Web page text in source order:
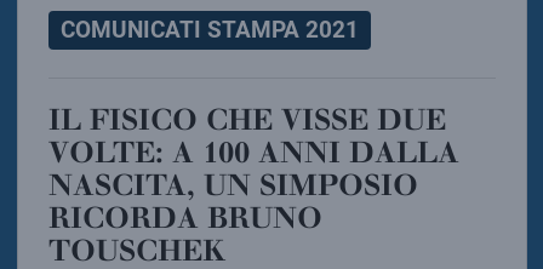
COMUNICATI STAMPA 2021
IL FISICO CHE VISSE DUE
VOLTE: A 100 ANNI DALLA
NASCITA, UN SIMPOSIO
RICORDA BRUNO
TOUSCHEK